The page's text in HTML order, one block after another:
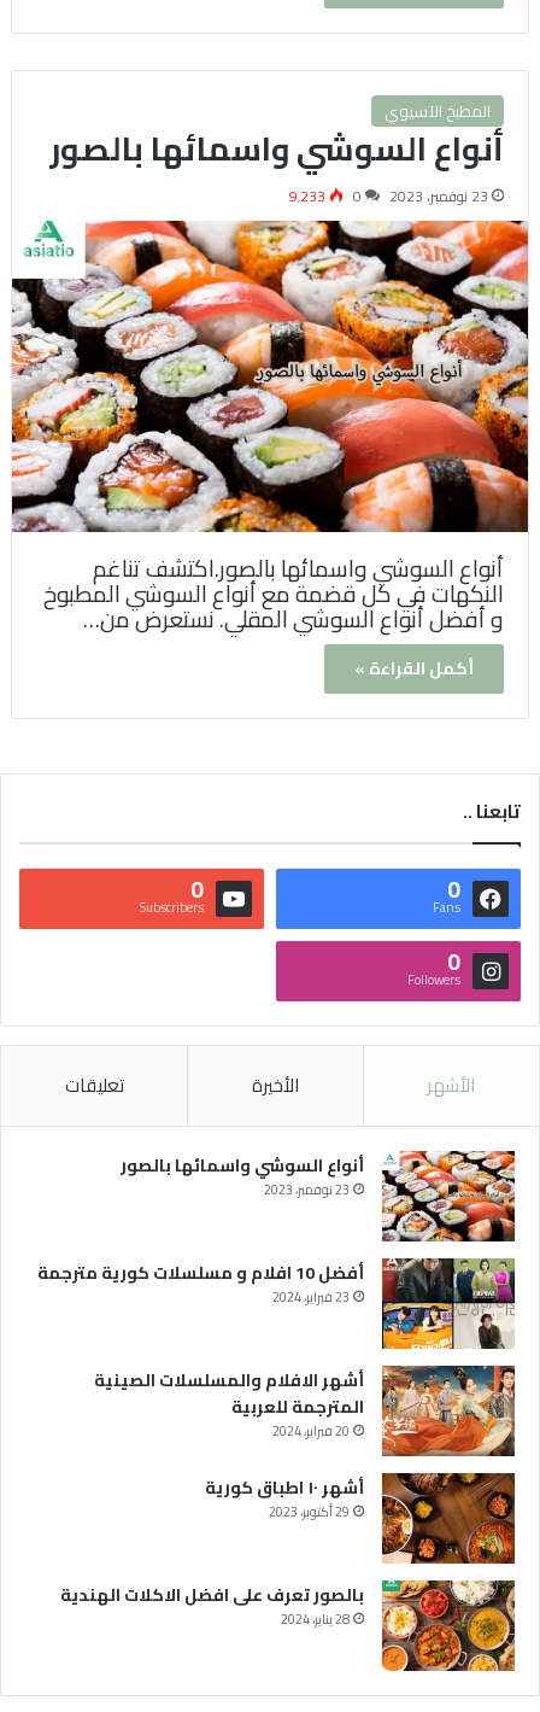
المطبخ الآسيوي
أنواع السوشي واسمائها بالصور
23 نوفمبر، 2023 0 9٬233
أنواع السوشي واسمائها بالصور.اكتشف تناغم
النكهات في كل قضمة مع أنواع السوشي المطبوخ
و أفضل أنواع السوشي المقلي. نستعرض من…
أكمل القراءة »
تابعنا ..
0
Fans
0
Subscribers
0
Followers
الأشهر الأخيرة تعليقات
أنواع السوشي واسمائها بالصور
23 نوفمبر، 2023
أفضل 10 افلام و مسلسلات كورية مترجمة
23 فبراير، 2024
أشهر الافلام والمسلسلات الصينية
المترجمة للعربية
20 فبراير، 2024
أشهر ١٠ اطباق كورية
29 أكتوبر، 2023
بالصور تعرف على افضل الاكلات الهندية
28 يناير، 2024